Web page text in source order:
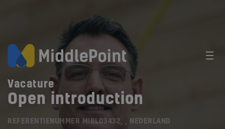
Vacature
Open introduction
REFERENTIENUMMER MIBL03432, , NEDERLAND